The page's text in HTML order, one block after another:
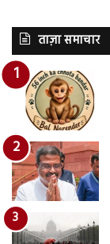
ताज़ा समाचार